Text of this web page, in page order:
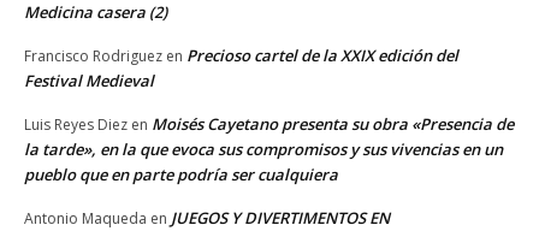
Medicina casera (2)
Francisco Rodriguez en Precioso cartel de la XXIX edición del
Festival Medieval
Luis Reyes Diez en Moisés Cayetano presenta su obra «Presencia de
la tarde», en la que evoca sus compromisos y sus vivencias en un
pueblo que en parte podría ser cualquiera
Antonio Maqueda en JUEGOS Y DIVERTIMENTOS EN